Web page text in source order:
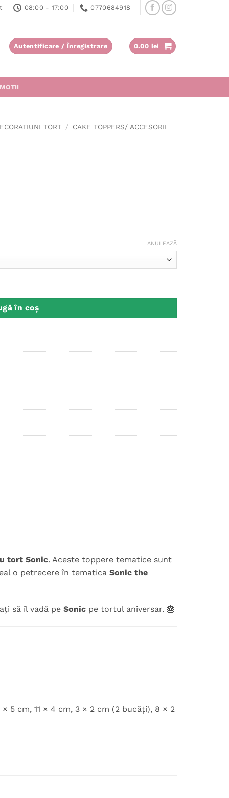
08:00 - 17:00 0770684918
Autentificare / Înregistrare 0.00 lei
TORT / CAKE TOPPERS/ ACCESORII
ANULEAZĂ
în coș
tort Sonic. Aceste toppere tematice sunt
o petrecere în tematica Sonic the
să îl vadă pe Sonic pe tortul aniversar. 🎂
× 5 cm, 11 × 4 cm, 3 × 2 cm (2 bucăți), 8 × 2